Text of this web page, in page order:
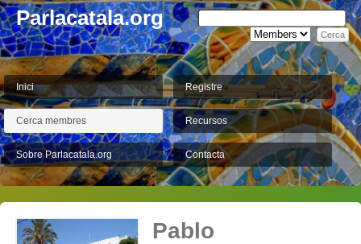
Parlacatala.org
Inici Registre
Cerca membres Recursos
Sobre Parlacatala.org Contacta
Pablo